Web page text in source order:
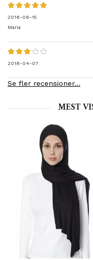
2018-06-15
Maria
2018-04-07
Se fler recensioner...
MEST